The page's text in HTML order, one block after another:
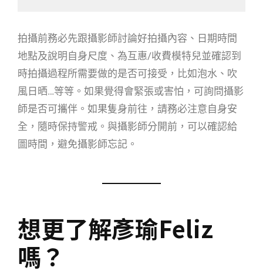
拍攝前務必先跟攝影師討論好拍攝內容、日期時間
地點及說明自身尺度、為互惠/收費模特兒並確認到
時拍攝過程所需要做的是否可接受，比如泡水、吹
風日晒…等等。如果覺得會緊張或害怕，可詢問攝影
師是否可攜伴。如果隻身前往，請務必注意自身安
全，隨時保持警戒。與攝影師分開前，可以確認給
圖時間，避免攝影師忘記。
想更了解彥瑜Feliz
嗎？